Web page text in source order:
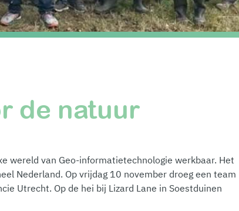
de natuur
wereld van Geo-informatietechnologie werkbaar. Het
Nederland. Op vrijdag 10 november droeg een team
Utrecht. Op de hei bij Lizard Lane in Soestduinen